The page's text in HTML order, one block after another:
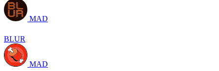
MAD
BLUR
MAD